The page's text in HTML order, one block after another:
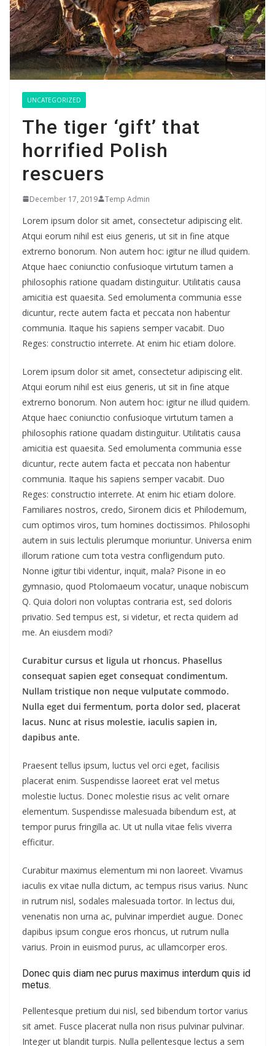
UNCATEGORIZED
The tiger ‘gift’ that
horrified Polish
rescuers
December 17, 2019 Temp Admin
Lorem ipsum dolor sit amet, consectetur adipiscing elit.
Atqui eorum nihil est eius generis, ut sit in fine atque
extrerno bonorum. Non autem hoc: igitur ne illud quidem.
Atque haec coniunctio confusioque virtutum tamen a
philosophis ratione quadam distinguitur. Utilitatis causa
amicitia est quaesita. Sed emolumenta communia esse
dicuntur, recte autem facta et peccata non habentur
communia. Itaque his sapiens semper vacabit. Duo
Reges: constructio interrete. At enim hic etiam dolore.
Lorem ipsum dolor sit amet, consectetur adipiscing elit.
Atqui eorum nihil est eius generis, ut sit in fine atque
extrerno bonorum. Non autem hoc: igitur ne illud quidem.
Atque haec coniunctio confusioque virtutum tamen a
philosophis ratione quadam distinguitur. Utilitatis causa
amicitia est quaesita. Sed emolumenta communia esse
dicuntur, recte autem facta et peccata non habentur
communia. Itaque his sapiens semper vacabit. Duo
Reges: constructio interrete. At enim hic etiam dolore.
Familiares nostros, credo, Sironem dicis et Philodemum,
cum optimos viros, tum homines doctissimos. Philosophi
autem in suis lectulis plerumque moriuntur. Universa enim
illorum ratione cum tota vestra confligendum puto.
Nonne igitur tibi videntur, inquit, mala? Pisone in eo
gymnasio, quod Ptolomaeum vocatur, unaque nobiscum
Q. Quia dolori non voluptas contraria est, sed doloris
privatio. Sed tempus est, si videtur, et recta quidem ad
me. An eiusdem modi?
Curabitur cursus et ligula ut rhoncus. Phasellus
consequat sapien eget consequat condimentum.
Nullam tristique non neque vulputate commodo.
Nulla eget dui fermentum, porta dolor sed, placerat
lacus. Nunc at risus molestie, iaculis sapien in,
dapibus ante.
Praesent tellus ipsum, luctus vel orci eget, facilisis
placerat enim. Suspendisse laoreet erat vel metus
molestie luctus. Donec molestie risus ac velit ornare
elementum. Suspendisse malesuada bibendum est, at
tempor purus fringilla ac. Ut ut nulla vitae felis viverra
efficitur.
Curabitur maximus elementum mi non laoreet. Vivamus
iaculis ex vitae nulla dictum, ac tempus risus varius. Nunc
in rutrum nisl, sodales malesuada tortor. In lectus dui,
venenatis non urna ac, pulvinar imperdiet augue. Donec
dapibus ipsum congue eros rhoncus, ut rutrum nulla
varius. Proin in euismod purus, ac ullamcorper eros.
Donec quis diam nec purus maximus interdum quis id
metus.
Pellentesque pretium dui nisl, sed bibendum tortor varius
sit amet. Fusce placerat nulla non risus pulvinar pulvinar.
Integer ut blandit turpis. Nulla pellentesque lectus a sem